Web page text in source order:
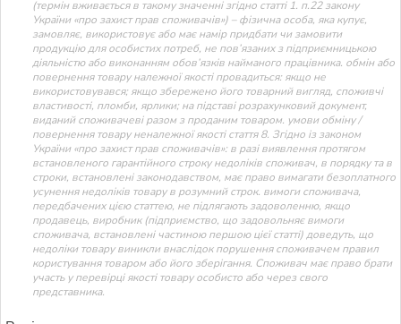
(термін вживається в такому значенні згідно статті 1. п.22 закону
України «про захист прав споживачів») – фізична особа, яка купує,
замовляє, використовує або має намір придбати чи замовити
продукцію для особистих потреб, не пов’язаних з підприємницькою
діяльністю або виконанням обов’язків найманого працівника. обмін або
повернення товару належної якості провадиться: якщо не
використовувався; якщо збережено його товарний вигляд, споживчі
властивості, пломби, ярлики; на підставі розрахунковий документ,
виданий споживачеві разом з проданим товаром. умови обміну /
повернення товару неналежної якості стаття 8. Згідно із законом
України «про захист прав споживачів»: в разі виявлення протягом
встановленого гарантійного строку недоліків споживач, в порядку та в
строки, встановлені законодавством, має право вимагати безоплатного
усунення недоліків товару в розумний строк. вимоги споживача,
передбачених цією статтею, не підлягають задоволенню, якщо
продавець, виробник (підприємство, що задовольняє вимоги
споживача, встановлені частиною першою цієї статті) доведуть, що
недоліки товару виникли внаслідок порушення споживачем правил
користування товаром або його зберігання. Споживач має право брати
участь у перевірці якості товару особисто або через свого
представника.